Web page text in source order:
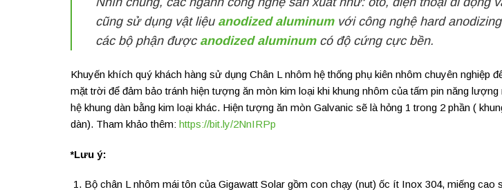
cũng sử dụng vật liệu anodized aluminum với công nghệ hard
các bộ phận được anodized aluminum có độ cứng cực bền.
Khuyến khích quý khách hàng sử dụng Chân L nhôm hệ thống phụ kiên nhôm chuyên nghiệp
mặt trời để đảm bảo tránh hiện tượng ăn mòn kim loại khi khung nhôm của tấm pin năng
hệ khung dàn bằng kim loại khác. Hiện tượng ăn mòn Galvanic sẽ là hỏng 1 trong 2 phần (
dàn). Tham khảo thêm: https://bit.ly/2NnIRPp
*Lưu ý:
Bộ chân L nhôm mái tôn của Gigawatt Solar gồm con chạy (nut) ốc ít Inox 304, miếng cao